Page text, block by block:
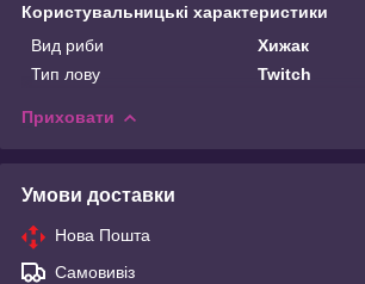
Користувальницькі характеристики
Вид риби
Хижак
Тип лову
Twitch
Приховати
Умови доставки
Нова Пошта
Самовивіз